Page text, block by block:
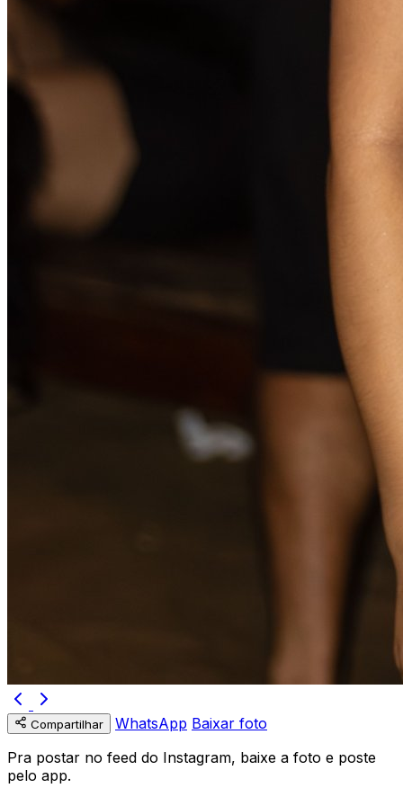
Compartilhar WhatsApp Baixar foto
Pra postar no feed do Instagram, baixe a foto e poste
pelo app.